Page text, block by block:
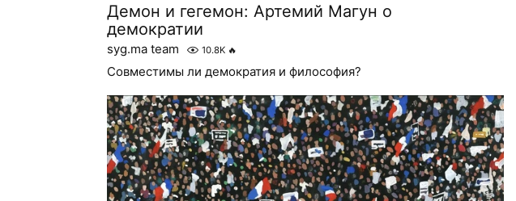
Демон и гегемон: Артемий Магун о
демократии
syg.ma team 10.8K 🔥
Совместимы ли демократия и философия?